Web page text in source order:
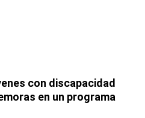
con discapacidad
en un programa